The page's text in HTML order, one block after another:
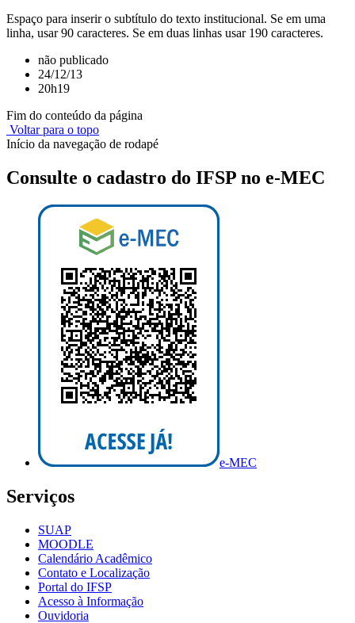
Espaço para inserir o subtítulo do texto institucional. Se em uma
linha, usar 90 caracteres. Se em duas linhas usar 190 caracteres.
não publicado
24/12/13
20h19
Fim do conteúdo da página
Voltar para o topo
Início da navegação de rodapé
Consulte o cadastro do IFSP no e-MEC
e-MEC
Serviços
SUAP
MOODLE
Calendário Acadêmico
Contato e Localização
Portal do IFSP
Acesso à Informação
Ouvidoria